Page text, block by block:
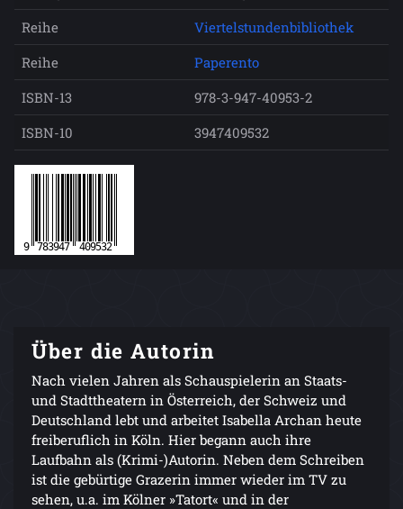
Reihe
Viertelstundenbibliothek
Reihe
Paperento
ISBN-13
978-3-947-40953-2
ISBN-10
3947409532
Über die Autorin
Nach vielen Jahren als Schauspielerin an Staats-
und Stadttheatern in Österreich, der Schweiz und
Deutschland lebt und arbeitet Isabella Archan heute
freiberuflich in Köln. Hier begann auch ihre
Laufbahn als (Krimi-)Autorin. Neben dem Schreiben
ist die gebürtige Grazerin immer wieder im TV zu
sehen, u.a. im Kölner »Tatort« und in der